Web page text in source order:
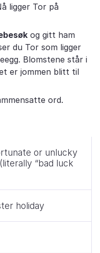
ligger Tor på
og gitt ham
du Tor som ligger
Blomstene står i
er jommen blitt til
ord.
or unlucky
“bad luck
holiday